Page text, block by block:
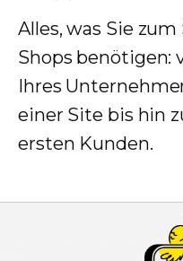
Alles, was Sie
Shops benötigen:
Ihres
einer Site bis hin
ersten Kunden.